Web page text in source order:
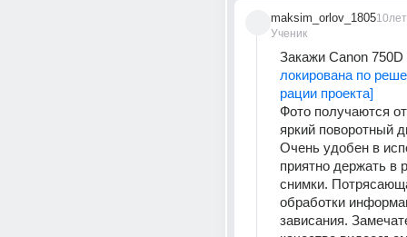
maksim_orlov_1805
Ученик
10лет
Закажи Canon
локирована по
рации проекта]
Фото получаются
яркий поворотный
Очень удобен в
приятно держать в
снимки.
обработки
зависания.